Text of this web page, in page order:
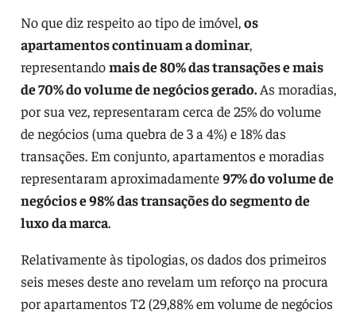
No que diz respeito ao tipo de imóvel,os
apartamentos continuam a dominar,
representandomais de 80% das transações e mais
de 70% do volume de negócios gerado.As moradias,
por sua vez, representaram cerca de 25% do volume
de negócios (uma quebra de 3 a 4%) e 18% das
transações. Em conjunto, apartamentos e moradias
representaram aproximadamente97% do volume de
negócios e 98% das transações do segmento de
luxo da marca.
Relativamente às tipologias, os dados dos primeiros
seis meses deste ano revelam um reforço na procura
por apartamentos T2 (29,88% em volume de negócios